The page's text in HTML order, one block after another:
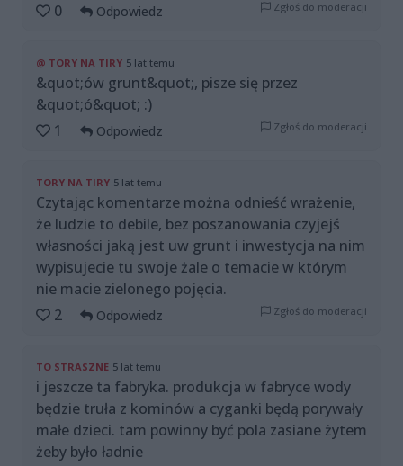
0 Odpowiedz Zgłoś do moderacji
@ TORY NA TIRY 5 lat temu
&quot;ów grunt&quot;, pisze się przez
&quot;ó&quot; :)
1
Odpowiedz Zgłoś do moderacji
TORY NA TIRY 5 lat temu
Czytając komentarze można odnieść wrażenie,
że ludzie to debile, bez poszanowania czyjejś
własności jaką jest uw grunt i inwestycja na nim
wypisujecie tu swoje żale o temacie w którym
nie macie zielonego pojęcia.
2
Odpowiedz Zgłoś do moderacji
TO STRASZNE 5 lat temu
i jeszcze ta fabryka. produkcja w fabryce wody
będzie truła z kominów a cyganki będą porywały
małe dzieci. tam powinny być pola zasiane żytem
żeby było ładnie